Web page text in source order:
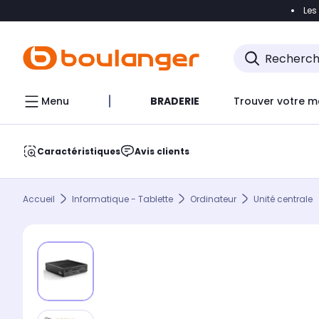
Accéder
Menu BRADERIE Trouver votre
Caractéristiques Avis clients
Accueil Informatique - Tablette Ordinateur Unité centrale